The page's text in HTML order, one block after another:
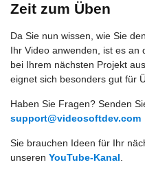
Zeit zum Üben
Da Sie nun wissen, wie Sie
Ihr Video anwenden, ist es an
bei Ihrem nächsten Projekt
eignet sich besonders gut für
Haben Sie Fragen? Senden
support@videosoftdev.com
Sie brauchen Ideen für Ihr
unseren YouTube-Kanal.